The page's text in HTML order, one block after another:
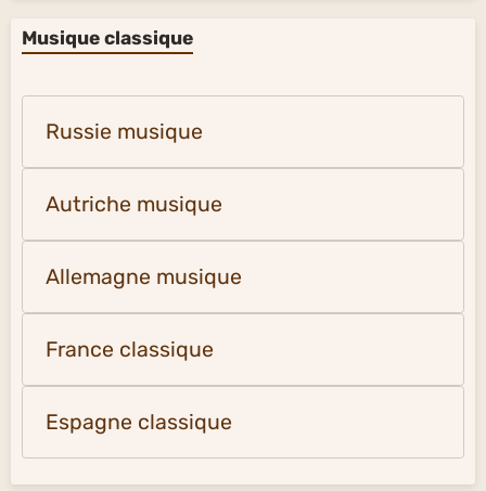
Musique classique
Russie musique
Autriche musique
Allemagne musique
France classique
Espagne classique